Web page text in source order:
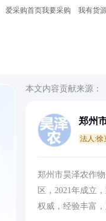
爱采购首页我要采购 我有货
本文内容贡献来源：
郑州
法人:徐
郑州市昊泽农作
区，2021年成立
权威，经验丰富，